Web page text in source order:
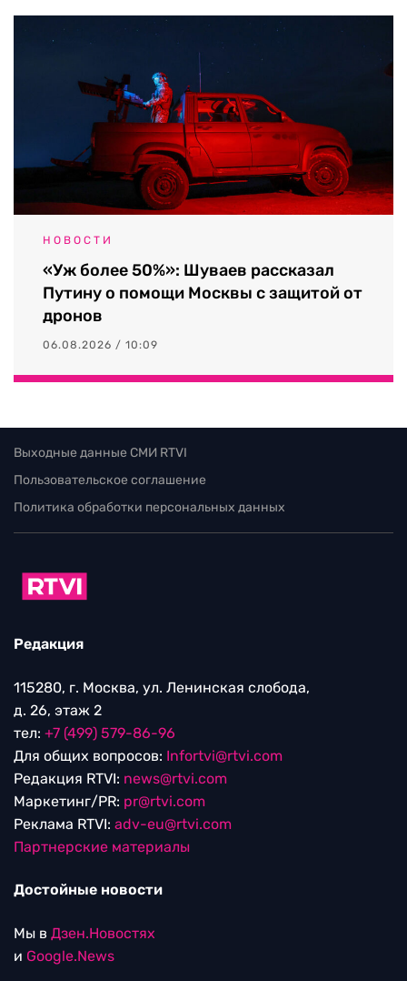
НОВОСТИ
«Уж более 50%»: Шуваев рассказал
Путину о помощи Москвы с защитой от
дронов
06.08.2026 / 10:09
Выходные данные СМИ RTVI
Пользовательское соглашение
Политика обработки персональных данных
Редакция
115280, г. Москва, ул. Ленинская слобода,
д. 26, этаж 2
тел: +7 (499) 579-86-96
Для общих вопросов: Infortvi@rtvi.com
Редакция RTVI: news@rtvi.com
Маркетинг/PR: pr@rtvi.com
Реклама RTVI: adv-eu@rtvi.com
Партнерские материалы
Достойные новости
Мы в Дзен.Новостях
и Google.News